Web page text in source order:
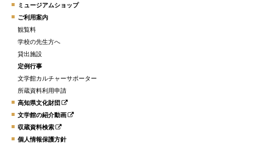
ミュージアムショップ
ご利用案内
観覧料
学校の先生方へ
貸出施設
定例行事
文学館カルチャーサポーター
所蔵資料利用申請
高知県文化財団
文学館の紹介動画
収蔵資料検索
個人情報保護方針